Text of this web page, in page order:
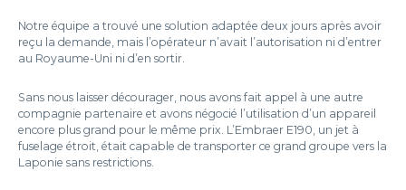
Notre équipe a trouvé une solution adaptée deux jours après avoir
reçu la demande, mais l’opérateur n’avait l’autorisation ni d’entrer
au Royaume-Uni ni d’en sortir.
Sans nous laisser décourager, nous avons fait appel à une autre
compagnie partenaire et avons négocié l’utilisation d’un appareil
encore plus grand pour le même prix. L’Embraer E190, un jet à
fuselage étroit, était capable de transporter ce grand groupe vers la
Laponie sans restrictions.